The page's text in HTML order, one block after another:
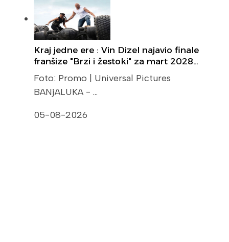
Kraj jedne ere : Vin Dizel najavio finale
franšize "Brzi i žestoki" za mart 2028…
Foto: Promo | Universal Pictures
BANjALUKA - …
05-08-2026